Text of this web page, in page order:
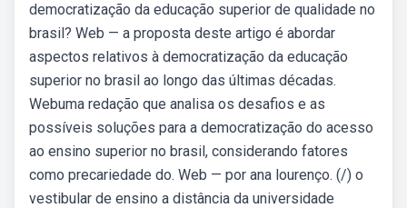
democratização da educação superior de qualidade no
brasil? Web — a proposta deste artigo é abordar
aspectos relativos à democratização da educação
superior no brasil ao longo das últimas décadas.
Webuma redação que analisa os desafios e as
possíveis soluções para a democratização do acesso
ao ensino superior no brasil, considerando fatores
como precariedade do. Web — por ana lourenço. (/) o
vestibular de ensino a distância da universidade